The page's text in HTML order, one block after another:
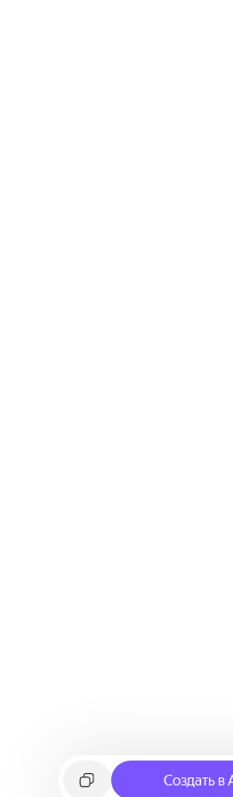
Создать в